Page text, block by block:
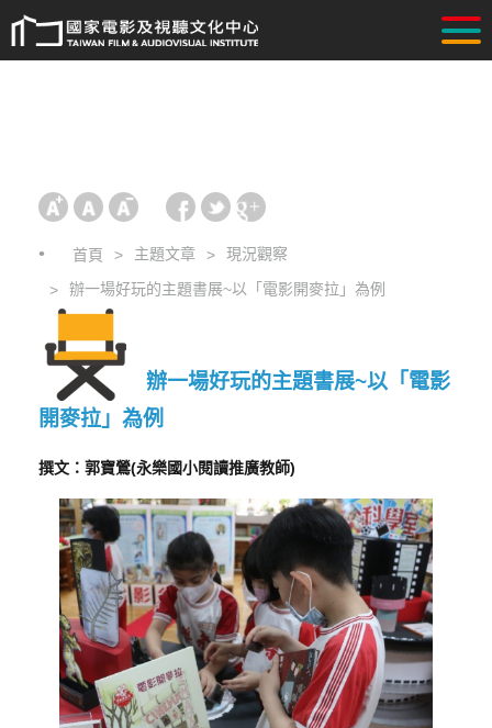
首頁 主題文章
現況觀察
辦一場好玩的主題書展~以「電影開麥拉」為例
辦一場好玩的主題書展~以「電影
開麥拉」為例
撰文：郭寶鶯(永樂國小閱讀推廣教師)